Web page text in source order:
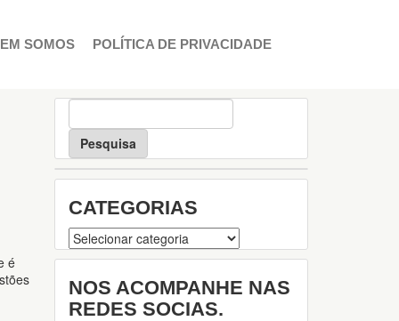
SOMOS POLÍTICA DE PRIVACIDADE
é
P
e
q
u
s
a
CATEGORIAS
Categorias
NOS ACOMPANHE NAS
REDES SOCIAS.